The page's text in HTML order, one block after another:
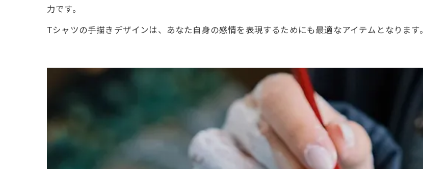
力です。
Tシャツの手描きデザインは、あなた自身の感情を表現するためにも最適なアイテムとなります。